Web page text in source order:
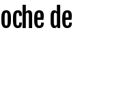
de